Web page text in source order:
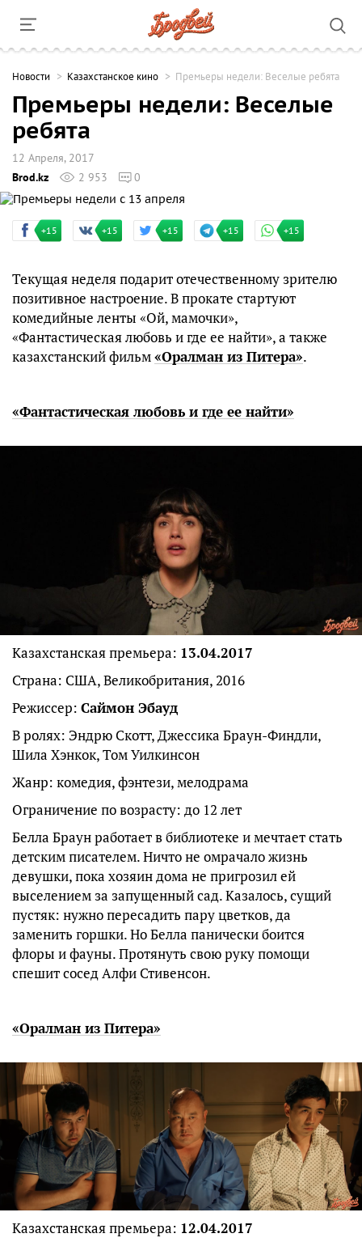
Новости Казахстанское кино Премьеры недели: Веселые ребята
Премьеры недели: Веселые
ребята
12 Апреля, 2017
Brod.kz
2 953 0
+15 +15 +15 +15 +15
Текущая неделя подарит отечественному зрителю
позитивное настроение. В прокате стартуют
комедийные ленты «Ой, мамочки»,
«Фантастическая любовь и где ее найти», а также
казахстанский фильм«Оралман из Питера».
«Фантастическая любовь и где ее найти»
Казахстанская премьера: 13.04.2017
Страна: США, Великобритания, 2016
Режиссер: Саймон Эбауд
В ролях: Эндрю Скотт, Джессика Браун-Финдли,
Шила Хэнкок, Том Уилкинсон
Жанр: комедия, фэнтези, мелодрама
Ограничение по возрасту: до 12 лет
Белла Браун работает в библиотеке и мечтает стать
детским писателем. Ничто не омрачало жизнь
девушки, пока хозяин дома не пригрозил ей
выселением за запущенный сад. Казалось, сущий
пустяк: нужно пересадить пару цветков, да
заменить горшки. Но Белла панически боится
флоры и фауны. Протянуть свою руку помощи
спешит сосед Алфи Стивенсон.
«Оралман из Питера»
Казахстанская премьера: 12.04.2017